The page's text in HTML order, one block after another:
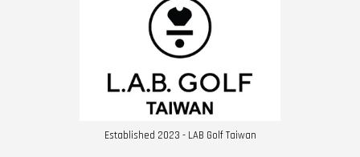
Established 2023 - LAB Golf Taiwan